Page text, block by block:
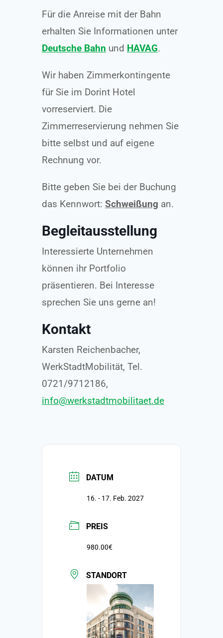
Für die Anreise mit der Bahn
erhalten Sie Informationen unter
Deutsche Bahn und HAVAG.
Wir haben Zimmerkontingente
für Sie im Dorint Hotel
vorreserviert. Die
Zimmerreservierung nehmen Sie
bitte selbst und auf eigene
Rechnung vor.
Bitte geben Sie bei der Buchung
das Kennwort: Schweißung an.
Begleitausstellung
Interessierte Unternehmen
können ihr Portfolio
präsentieren. Bei Interesse
sprechen Sie uns gerne an!
Kontakt
Karsten Reichenbacher,
WerkStadtMobilität, Tel.
0721/9712186,
info@werkstadtmobilitaet.de
DATUM
16. - 17. Feb. 2027
PREIS
980.00€
STANDORT